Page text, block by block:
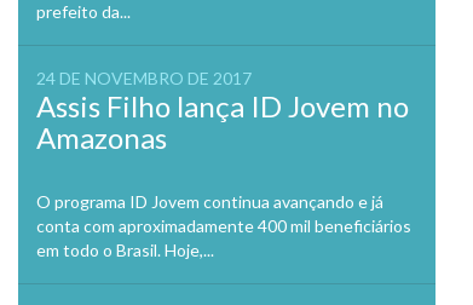
prefeito da...
24 DE NOVEMBRO DE 2017
Assis Filho lança ID Jovem no
Amazonas
O programa ID Jovem continua avançando e já
conta com aproximadamente 400 mil beneficiários
em todo o Brasil. Hoje,...